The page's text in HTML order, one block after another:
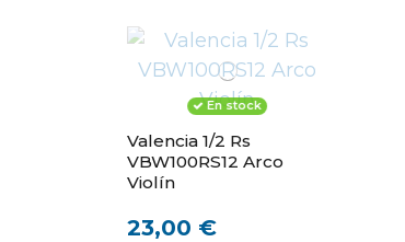
En stock
Valencia 1/2 Rs
VBW100RS12 Arco
Violín
23,00 €